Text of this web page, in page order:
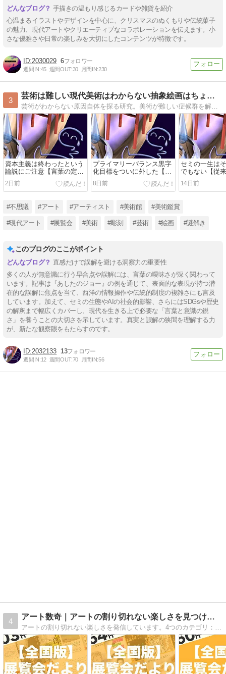
手描きの温もり感じるカードや雑貨を紹介
心温まるイラストやデザインを中心に、クリスマスのぬくもりや伝統菓子
の魅力、現代アートやクリエーティブなコラボレーションを伝えます。小
さな優雅さや日常の楽しみを大切にしたコンテンツが特徴です。
2030029 6
週間IN:45 週間OUT:30 月間IN:230
3
芸術は難しい現代美術はわからない抽象絵画はちょっと・謎を理解
芸術がわからない原因自体を探る研究。美術が難しい症候群を解きほぐす試み。アートを敬遠する日本人を理解者に変える。
資本主義は終わったという
論説にご注意【言葉の定義
がまちまちな問題】
2日前
プライマリーバランス黒字
化目標をついに外した【嘘
と答弁拒否の最中に】
8日前
セミの一生は
でもない【従
べてみれば】
14日前
#不思議 #アート #アーティスト #美術館 #美術鑑賞
#現代アート #展覧会 #美術 #彫刻 #芸術 #絵画 #謎解き
このブログのここがポイント
直感だけで誤解を避ける洞察力の重要性
多くの人が無意識に行う早合点や誤解には、言葉の曖昧さが深く関わって
います。記事は『あしたのジョー』の例を通じて、表面的な表現が持つ潜
在的な誤解に焦点を当て、西洋の情報操作や伝統的制度の複雑さにも言及
しています。加えて、セミの生態やAIの社会的影響、さらにはSDGsや歴史
の解釈まで幅広くカバーし、現代を生きる上で必要な「言葉と意識の鋭
さ」を養うことの大切さを示しています。真実と誤解の狭間を理解する力
が、新たな観察眼をもたらすのです。
2032133 13
週間IN:12 週間OUT:70 月間IN:56
4
アート数奇｜アートの割り切れない楽しさを見つけるブログ